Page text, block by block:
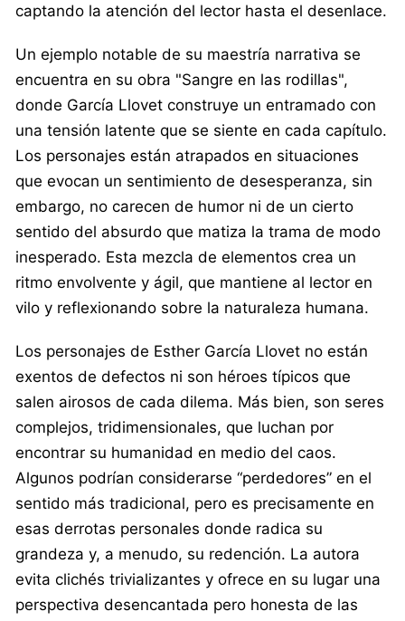
captando la atención del lector hasta el desenlace.
Un ejemplo notable de su maestría narrativa se
encuentra en su obra "Sangre en las rodillas",
donde García Llovet construye un entramado con
una tensión latente que se siente en cada capítulo.
Los personajes están atrapados en situaciones
que evocan un sentimiento de desesperanza, sin
embargo, no carecen de humor ni de un cierto
sentido del absurdo que matiza la trama de modo
inesperado. Esta mezcla de elementos crea un
ritmo envolvente y ágil, que mantiene al lector en
vilo y reflexionando sobre la naturaleza humana.
Los personajes de Esther García Llovet no están
exentos de defectos ni son héroes típicos que
salen airosos de cada dilema. Más bien, son seres
complejos, tridimensionales, que luchan por
encontrar su humanidad en medio del caos.
Algunos podrían considerarse “perdedores” en el
sentido más tradicional, pero es precisamente en
esas derrotas personales donde radica su
grandeza y, a menudo, su redención. La autora
evita clichés trivializantes y ofrece en su lugar una
perspectiva desencantada pero honesta de las